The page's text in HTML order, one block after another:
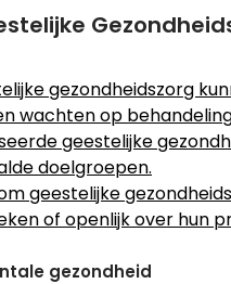
gezondheidszorg
wachten op
geestelijke
doelgroepen.
geestelijke
of openlijk over hun
gezondheid